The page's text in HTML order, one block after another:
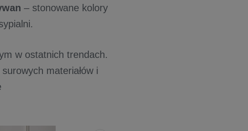
– stonowane kolory
w ostatnich trendach.
materiałów i